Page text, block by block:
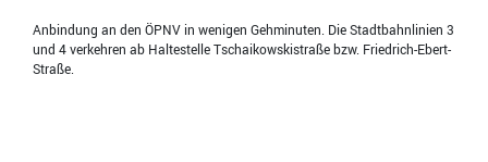
Anbindung an den ÖPNV in wenigen Gehminuten. Die Stadtbahnlinien 3
und 4 verkehren ab Haltestelle Tschaikowskistraße bzw. Friedrich-Ebert-
Straße.